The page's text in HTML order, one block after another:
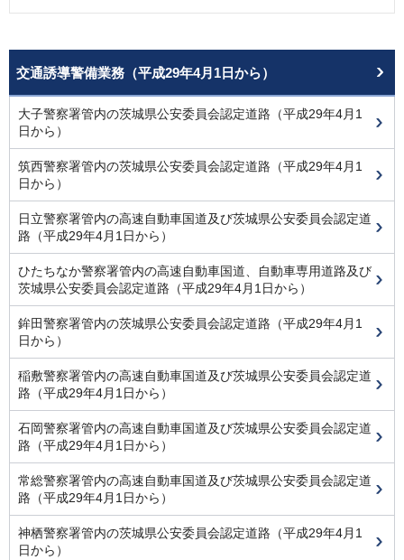
交通誘導警備業務（平成29年4月1日から）
大子警察署管内の茨城県公安委員会認定道路（平成29年4月1
日から）
筑西警察署管内の茨城県公安委員会認定道路（平成29年4月1
日から）
日立警察署管内の高速自動車国道及び茨城県公安委員会認定道
路（平成29年4月1日から）
ひたちなか警察署管内の高速自動車国道、自動車専用道路及び
茨城県公安委員会認定道路（平成29年4月1日から）
鉾田警察署管内の茨城県公安委員会認定道路（平成29年4月1
日から）
稲敷警察署管内の高速自動車国道及び茨城県公安委員会認定道
路（平成29年4月1日から）
石岡警察署管内の高速自動車国道及び茨城県公安委員会認定道
路（平成29年4月1日から）
常総警察署管内の高速自動車国道及び茨城県公安委員会認定道
路（平成29年4月1日から）
神栖警察署管内の茨城県公安委員会認定道路（平成29年4月1
日から）